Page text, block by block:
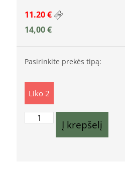
11.20 €
14,00€
Pasirinkite prekės tipą:
Liko 2
Į krepšelį